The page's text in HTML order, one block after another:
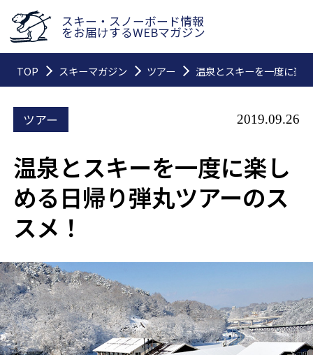
スキー・スノーボード情報
をお届けするWEBマガジン
TOP スキーマガジン ツアー 温泉とスキーを一度に楽
ツアー 2019.09.26
温泉とスキーを一度に楽し
める日帰り弾丸ツアーのス
スメ！